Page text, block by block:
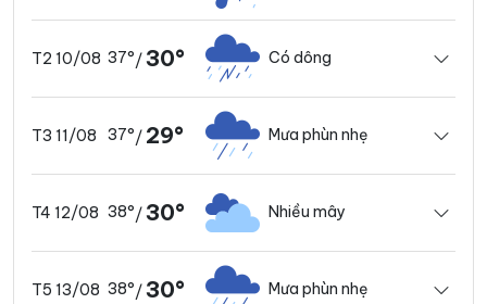
T2 10/08 37°/30° Có dông
T3 11/08 37°/ 29° Mưa phùn nhẹ
T4 12/08 38°/30° Nhiều mây
T5 13/08 38°/30° Mưa phùn nhẹ